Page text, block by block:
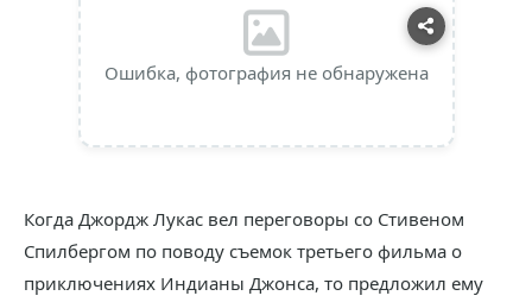
Ошибка, фотография не обнаружена
Когда Джордж Лукас вел переговоры со Стивеном
Спилбергом по поводу съемок третьего фильма о
приключениях Индианы Джонса, то предложил ему